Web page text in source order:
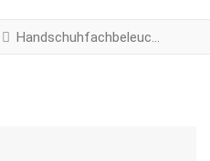
Handschuhfachbeleuchtung